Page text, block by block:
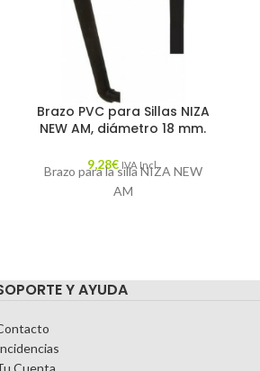
Brazo PVC para Sillas NIZA
NEW AM, diámetro 18 mm.
9,28€ IVA Incl.
Brazo para la silla NIZA NEW
AM
Y AYUDA
Cuenta